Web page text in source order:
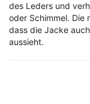
des Leders und
oder Schimmel. Die
dass die Jacke
aussieht.